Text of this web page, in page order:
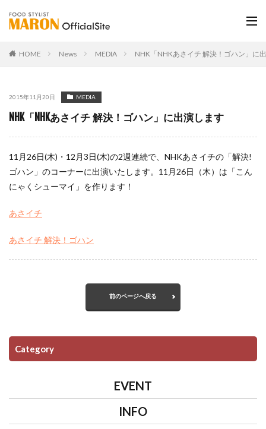
HOME News MEDIA NHK「NHKあさイチ 解決！ゴハン」に
2015年11月20日 MEDIA
NHK「NHKあさイチ 解決！ゴハン」に出演します
11月26日(木)・12月3日(木)の2週連続で、NHKあさイチの「解決!
ゴハン」のコーナーに出演いたします。11月26日（木）は「こん
にゃくシューマイ」を作ります！
あさイチ
あさイチ 解決！ゴハン
前のページへ戻る
Category
EVENT
INFO